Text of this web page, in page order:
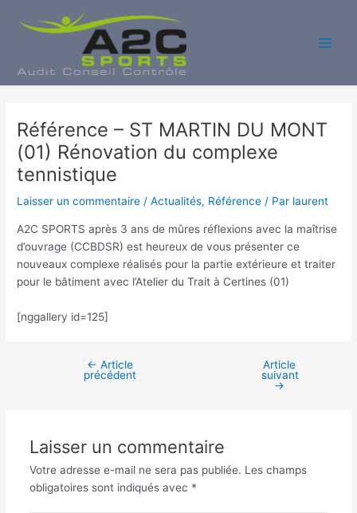
Référence – ST MARTIN DU MONT
(01) Rénovation du complexe
tennistique
Laisser un commentaire /Actualités, Référence / Par laurent
A2C SPORTS après 3 ans de mûres réflexions avec la maîtrise
d’ouvrage (CCBDSR) est heureux de vous présenter ce
nouveaux complexe réalisés pour la partie extérieure et traiter
pour le bâtiment avec l’Atelier du Trait à Certines (01)
[nggallery id=125]
Navigation
← Article
précédent
Article
suivant
→
Laisser un commentaire
Votre adresse e-mail ne sera pas publiée. Les champs
obligatoires sont indiqués avec *